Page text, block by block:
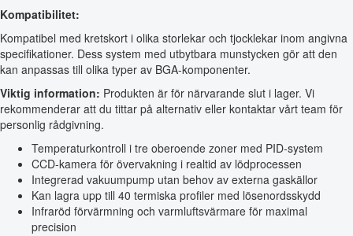
Kompatibilitet:
Kompatibel med kretskort i olika storlekar och tjocklekar inom angivna
specifikationer. Dess system med utbytbara munstycken gör att den
kan anpassas till olika typer av BGA-komponenter.
Viktig information: Produkten är för närvarande slut i lager. Vi
rekommenderar att du tittar på alternativ eller kontaktar vårt team för
personlig rådgivning.
Temperaturkontroll i tre oberoende zoner med PID-system
CCD-kamera för övervakning i realtid av lödprocessen
Integrerad vakuumpump utan behov av externa gaskällor
Kan lagra upp till 40 termiska profiler med lösenordsskydd
Infraröd förvärmning och varmluftsvärmare för maximal
precision